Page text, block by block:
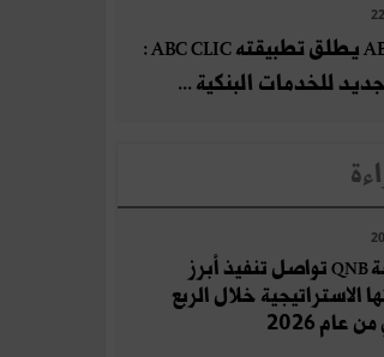
بنك ABC يطلق تطبيقته ABC CLIC :
للخدمات البنكية ...
مجموعة QNB تواصل تنفيذ أبرز
الاستراتيجية خلال الربع
عام 2026